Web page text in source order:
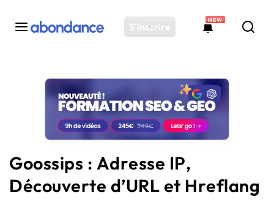
S'inscrire
NEW
Toutes les actus
Actus SEO
Plateforme
Solutions
Ressources
Audit SEO
Goossips : Adresse IP,
Découverte d’URL et Hreflang